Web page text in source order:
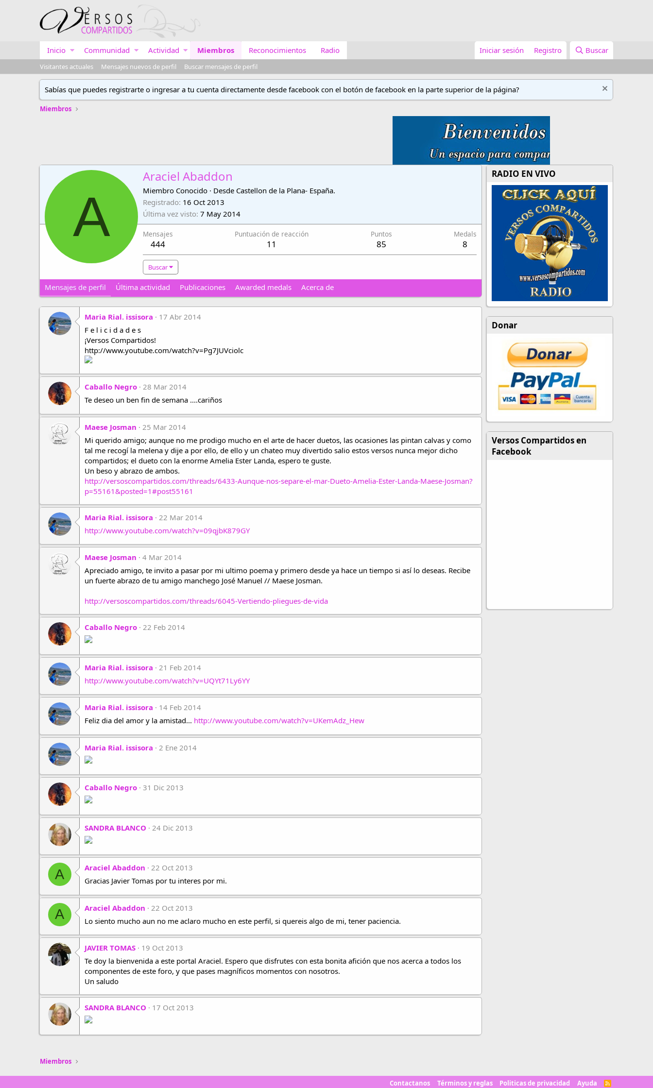
Inicio Communidad Actividad Miembros Reconocimientos Radio Iniciar sesión Registro Buscar
Visitantes actuales Mensajes nuevos de perfil Buscar mensajes de perfil
Sabías que puedes registrarte o ingresar a tu cuenta directamente desde facebook con el botón de facebook en la parte superior de la página?
Miembros
A
Araciel Abaddon
Miembro Conocido · Desde Castellon de la Plana- España.
Registrado 16 Oct 2013
Última vez visto 7 May 2014
Mensajes
444
Puntuación de reacción
11
Puntos
85
Medals
8
Buscar
Mensajes de perfil Última actividad Publicaciones Awarded medals Acerca de
Maria Rial. issisora
17 Abr 2014
F e l i c i d a d e s
¡Versos Compartidos!
http://www.youtube.com/watch?v=Pg7JUVciolc
Caballo Negro 28 Mar 2014
Te deseo un ben fin de semana ....cariños
Maese Josman
25 Mar 2014
Mi querido amigo; aunque no me prodigo mucho en el arte de hacer duetos, las ocasiones las pintan calvas y como
tal me recogí la melena y dije a por ello, de ello y un chateo muy divertido salio estos versos nunca mejor dicho
compartidos; el dueto con la enorme Amelia Ester Landa, espero te guste.
Un beso y abrazo de ambos.
http://versoscompartidos.com/threads/6433-Aunque-nos-separe-el-mar-Dueto-Amelia-Ester-Landa-Maese-Josman?
p=55161&posted=1#post55161
Maria Rial. issisora
22 Mar 2014
http://www.youtube.com/watch?v=09qjbK879GY
Maese Josman
4 Mar 2014
Apreciado amigo, te invito a pasar por mi ultimo poema y primero desde ya hace un tiempo si así lo deseas. Recibe
un fuerte abrazo de tu amigo manchego José Manuel // Maese Josman.
http://versoscompartidos.com/threads/6045-Vertiendo-pliegues-de-vida
Caballo Negro 22 Feb 2014
Maria Rial. issisora
21 Feb 2014
http://www.youtube.com/watch?v=UQYt71Ly6YY
Maria Rial. issisora
14 Feb 2014
Feliz dia del amor y la amistad... http://www.youtube.com/watch?v=UKemAdz_Hew
Maria Rial. issisora 2 Ene 2014
Caballo Negro 31 Dic 2013
SANDRA BLANCO 24 Dic 2013
A Araciel Abaddon
22 Oct 2013
Gracias Javier Tomas por tu interes por mi.
A Araciel Abaddon
22 Oct 2013
Lo siento mucho aun no me aclaro mucho en este perfil, si quereis algo de mi, tener paciencia.
JAVIER TOMAS
19 Oct 2013
Te doy la bienvenida a este portal Araciel. Espero que disfrutes con esta bonita afición que nos acerca a todos los
componentes de este foro, y que pases magníficos momentos con nosotros.
Un saludo
SANDRA BLANCO 17 Oct 2013
RADIO EN VIVO
Donar
Versos Compartidos en
Facebook
Miembros
Contactanos Términos y reglas Politicas de privacidad Ayuda
R